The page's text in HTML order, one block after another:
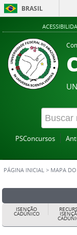
BRASIL
PSConcursos
PÁGINA INICIAL > MAPA DO
ISENÇÃO
CADÚNICO